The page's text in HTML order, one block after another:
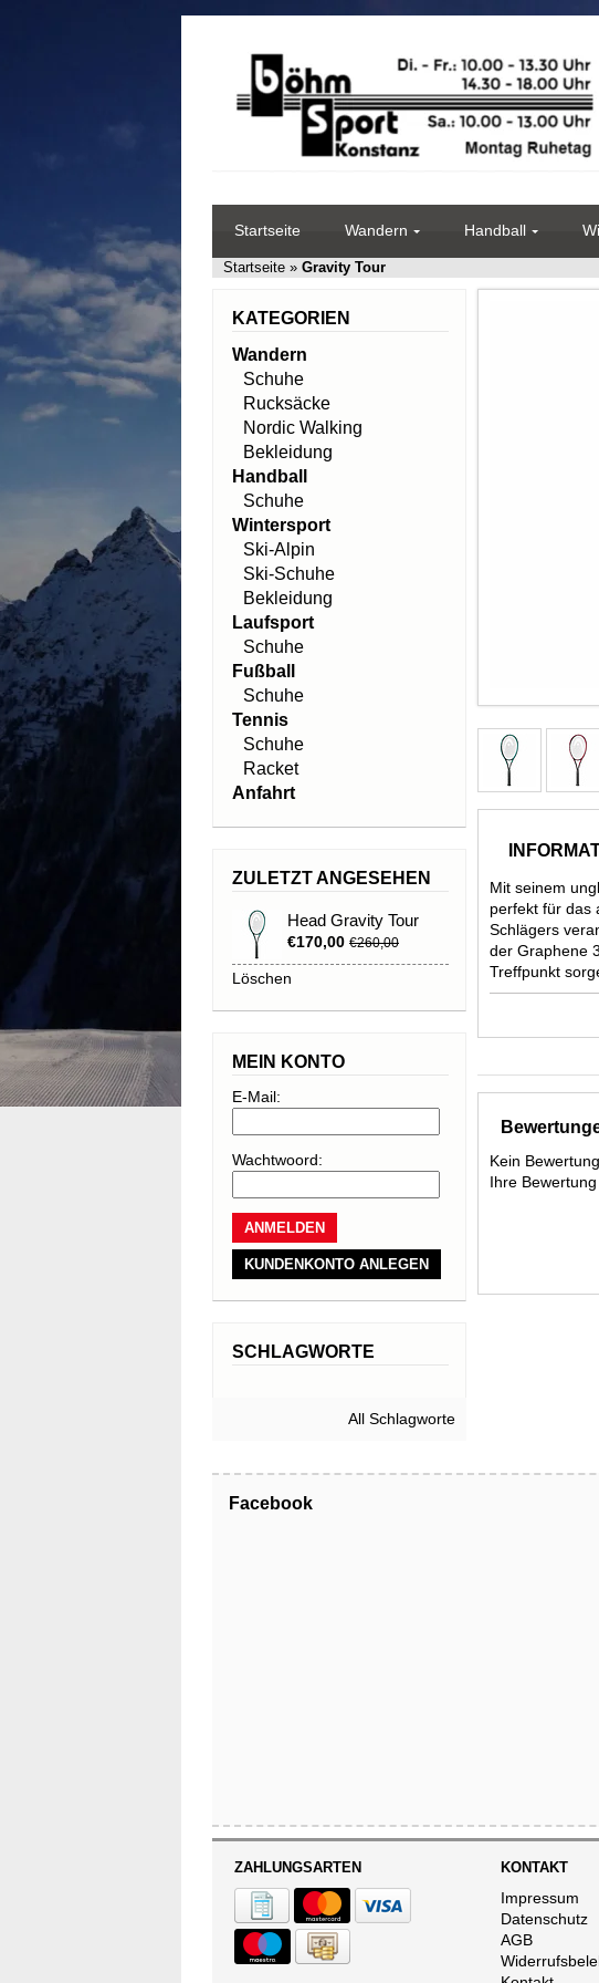
Startseite Wandern Handball
Startseite » Gravity Tour
Mit seinem
perfekt für das
Schlägers
der Graphene
Treffpunkt
Kein
Ihre
KATEGORIEN
Wandern
Schuhe
Rucksäcke
Nordic Walking
Bekleidung
Handball
Schuhe
Wintersport
Ski-Alpin
Ski-Schuhe
Bekleidung
Laufsport
Schuhe
Fußball
Schuhe
Tennis
Schuhe
Racket
Anfahrt
ZULETZT ANGESEHEN
Head Gravity Tour
€170,00 €260,00
Löschen
MEIN KONTO
E-Mail:
Wachtwoord:
KUNDENKONTO ANLEGEN
SCHLAGWORTE
All Schlagworte
Facebook
ZAHLUNGSARTEN KONTAKT
Impressum
Datenschutz
AGB